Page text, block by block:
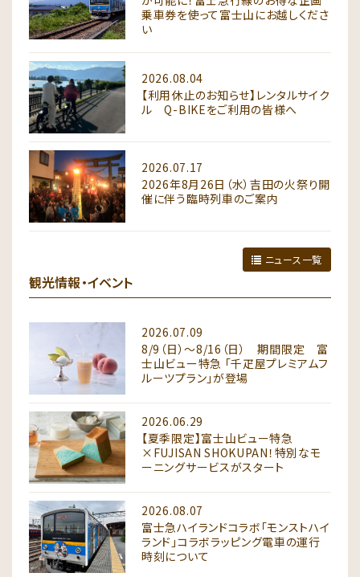
乗車券を使って富士山にお越しくださ
い
2026.08.04
【利用休止のお知らせ】レンタルサイク
ル Q-BIKEをご利用の皆様へ
2026.07.17
2026年8月26日（水）吉田の火祭り開
催に伴う臨時列車のご案内
ニュース一覧
観光情報・イベント
2026.07.09
8/9（日）～8/16（日） 期間限定 富
士山ビュー特急 「千疋屋プレミアムフ
ルーツプラン」が登場
2026.06.29
【夏季限定】富士山ビュー特急
×FUJISAN SHOKUPAN！特別なモ
ーニングサービスがスタート
2026.08.07
富士急ハイランドコラボ「モンストハイ
ランド」コラボラッピング電車の運行
時刻について